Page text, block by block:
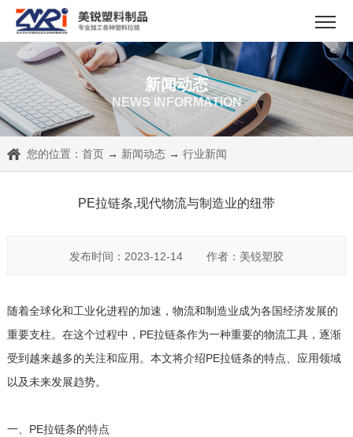
新闻动态
NEWS INFORMATION
您的位置： 首页→ 新闻动态→ 行业新闻
PE拉链条,现代物流与制造业的纽带
发布时间：2023-12-14 作者：美锐塑胶
随着全球化和工业化进程的加速，物流和制造业成为各国经济发展的
重要支柱。在这个过程中，PE拉链条作为一种重要的物流工具，逐渐
受到越来越多的关注和应用。本文将介绍PE拉链条的特点、应用领域
以及未来发展趋势。
一、PE拉链条的特点